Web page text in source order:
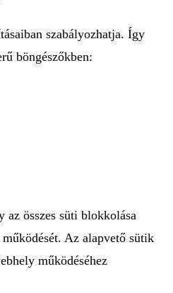
szabályozhatja. Így
böngészőkben:
összes süti blokkolása
Az alapvető sütik
működéséhez